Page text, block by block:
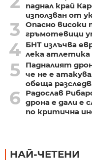
паднал край
използван от
3
Опасно високи
гръмотевици
4 БНТ излъчва
лека
5
Падналият
че не е
обеща
6
Радослав
дрона е дали е
по критична
НАЙ-ЧЕТЕНИ